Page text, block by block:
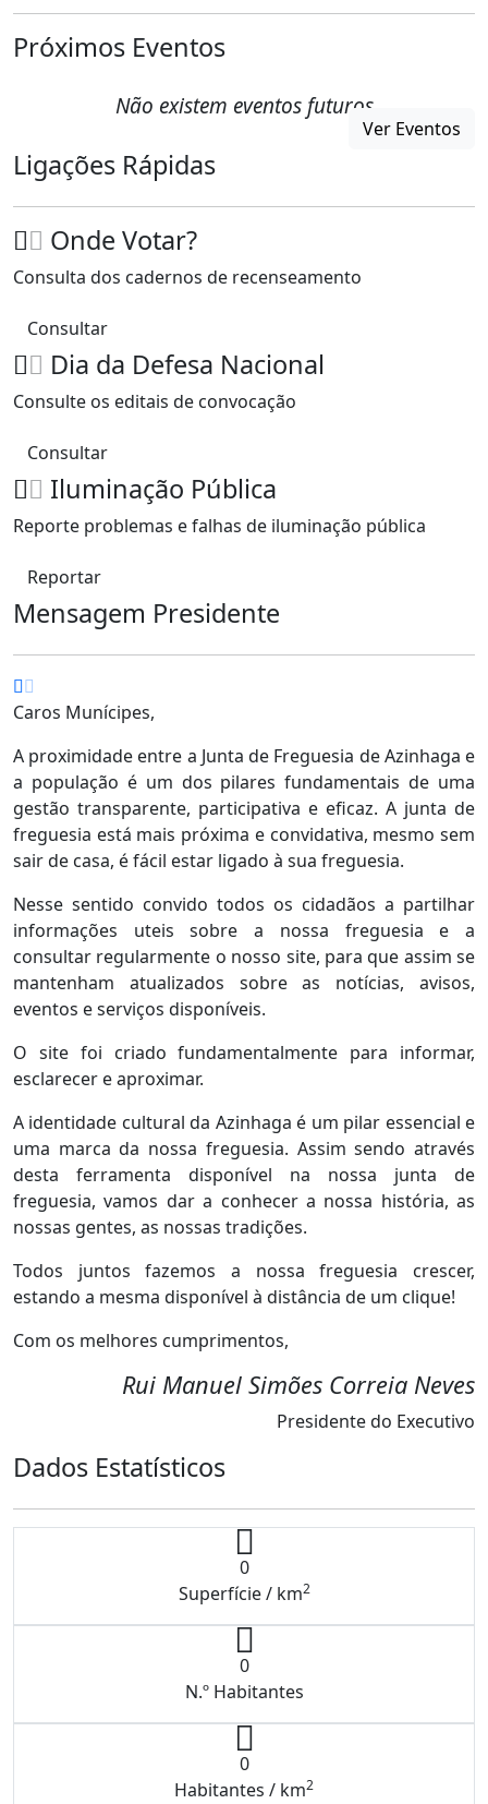
Próximos Eventos
Não existem eventos futuros
Ver Eventos
Ligações Rápidas
Onde Votar?
Consulta dos cadernos de recenseamento
Consultar
Dia da Defesa Nacional
Consulte os editais de convocação
Consultar
Iluminação Pública
Reporte problemas e falhas de iluminação pública
Reportar
Mensagem Presidente
Caros Munícipes,
A proximidade entre a Junta de Freguesia de Azinhaga e
a população é um dos pilares fundamentais de uma
gestão transparente, participativa e eficaz. A junta de
freguesia está mais próxima e convidativa, mesmo sem
sair de casa, é fácil estar ligado à sua freguesia.
Nesse sentido convido todos os cidadãos a partilhar
informações uteis sobre a nossa freguesia e a
consultar regularmente o nosso site, para que assim se
mantenham atualizados sobre as notícias, avisos,
eventos e serviços disponíveis.
O site foi criado fundamentalmente para informar,
esclarecer e aproximar.
A identidade cultural da Azinhaga é um pilar essencial e
uma marca da nossa freguesia. Assim sendo através
desta ferramenta disponível na nossa junta de
freguesia, vamos dar a conhecer a nossa história, as
nossas gentes, as nossas tradições.
Todos juntos fazemos a nossa freguesia crescer,
estando a mesma disponível à distância de um clique!
Com os melhores cumprimentos,
Rui Manuel Simões Correia Neves
Presidente do Executivo
Dados Estatísticos
0
Superfície / km2
0
N.º Habitantes
0
Habitantes / km2